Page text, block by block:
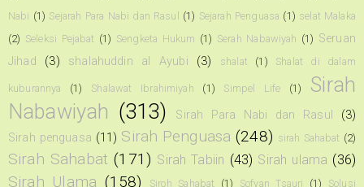
Nabi (1) Sejarah Para Nabi dan Rasul (1) Sejarah Penguasa (1) selat Malaka
(2) Seleksi Pejabat (1) Sengketa Hukum (1) Serah Nabawiyah (1) Seruan
Jihad
(3) shalahuddin al Ayubi (3) shalat (1) Shalat di dalam
kuburannya (1) Shalawat Ibrahimiyah (1) Simpel Life (1)
Sirah
Nabawiyah (313) Sirah Para Nabi dan Rasul
(3)
Sirah penguasa (11) Sirah Penguasa (248) sirah Sahabat (2)
Sirah Sahabat (171) Sirah Tabiin (43) Sirah ulama (36)
Sirah Ulama (158) Siroh Sahabat (1) Sofyan Tsauri (1)
Solusi